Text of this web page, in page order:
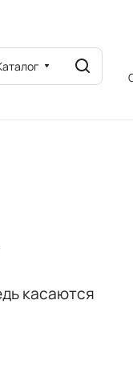
касаются